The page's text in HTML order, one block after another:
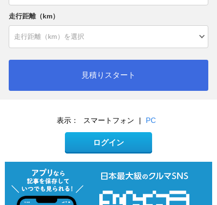
走行距離（km）
見積りスタート
表示： スマートフォン | PC
ログイン